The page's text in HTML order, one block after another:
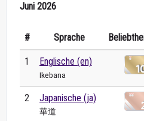
Juni 2026
# Sprache
1 Englische (en)
Ikebana
2 Japanische (ja)
華道